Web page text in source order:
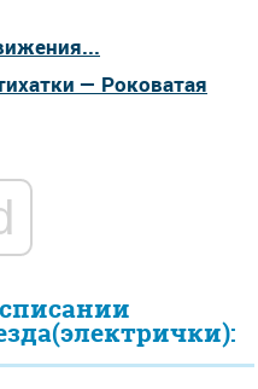
— Роковатая